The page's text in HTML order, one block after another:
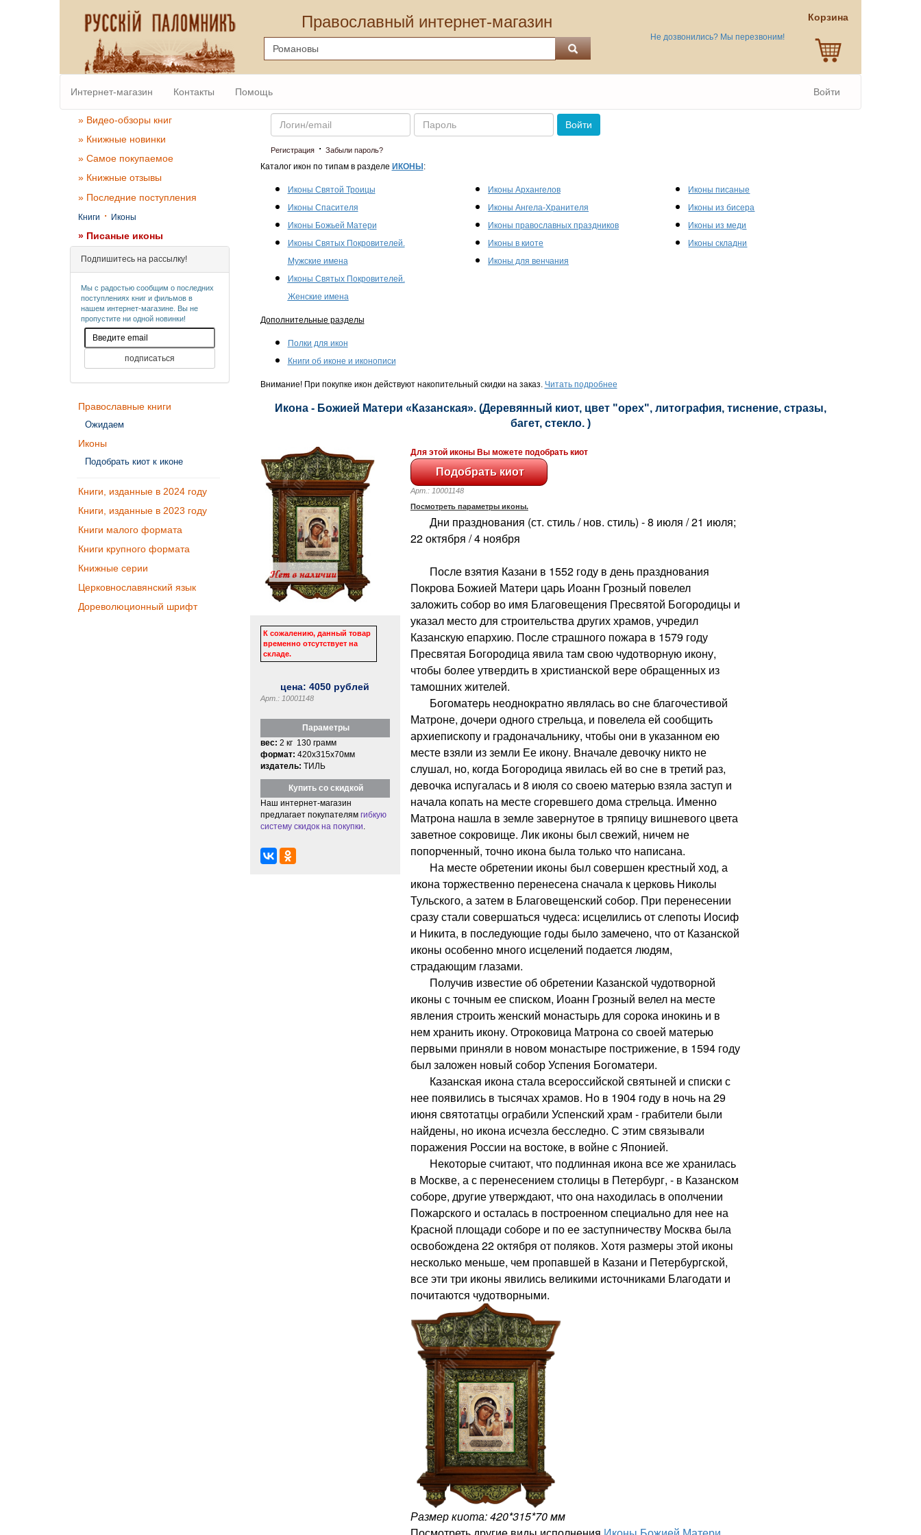
Православный интернет-магазин
Не дозвонились? Мы перезвоним!
Корзина
Интернет-магазин Контакты Помощь Войти
» Видео-обзоры книг
» Книжные новинки
» Самое покупаемое
» Книжные отзывы
» Последние поступления
Книги · Иконы
» Писаные иконы
Подпишитесь на рассылку!
Мы с радостью сообщим о последних
поступлениях книг и фильмов в
нашем интернет-магазине. Вы не
пропустите ни одной новинки!
Православные книги
Ожидаем
Иконы
Подобрать киот к иконе
Книги, изданные в 2024 году
Книги, изданные в 2023 году
Книги малого формата
Книги крупного формата
Книжные серии
Церковнославянский язык
Дореволюционный шрифт
Email Пароль
Войти
Регистрация· Забыли пароль?
Каталог икон по типам в разделе ИКОНЫ :
Иконы Святой Троицы
Иконы Спасителя
Иконы Божьей Матери
Иконы Святых Покровителей.
Мужские имена
Иконы Святых Покровителей.
Женские имена
Иконы Архангелов
Иконы Ангела-Хранителя
Иконы православных праздников
Иконы в киоте
Иконы для венчания
Иконы писаные
Иконы из бисера
Иконы из меди
Иконы складни
Дополнительные разделы
Полки для икон
Книги об иконе и иконописи
Внимание! При покупке икон действуют накопительный скидки на заказ. Читать подробнее
Икона - Божией Матери «Казанская». (Деревянный киот, цвет "орех", литография, тиснение, стразы,
багет, стекло. )
К сожалению, данный товар
временно отсутствует на
складе.
цена:4050 рублей
Арт.: 10001148
Параметры
вес: 2 кг 130 грамм
формат: 420x315x70мм
издатель: ТИЛЬ
Купить со скидкой
Наш интернет-магазин
предлагает покупателям гибкую
систему скидок на покупки
Для этой иконы Вы можете подобрать киот
Арт.: 10001148
Посмотреть параметры иконы.
Дни празднования (ст. стиль / нов. стиль) - 8 июля / 21 июля;
22 октября / 4 ноября
После взятия Казани в 1552 году в день празднования
Покрова Божией Матери царь Иоанн Грозный повелел
заложить собор во имя Благовещения Пресвятой Богородицы и
указал место для строительства других храмов, учредил
Казанскую епархию. После страшного пожара в 1579 году
Пресвятая Богородица явила там свою чудотворную икону,
чтобы более утвердить в христианской вере обращенных из
тамошних жителей.
Богоматерь неоднократно являлась во сне благочестивой
Матроне, дочери одного стрельца, и повелела ей сообщить
архиепископу и градоначальнику, чтобы они в указанном ею
месте взяли из земли Ее икону. Вначале девочку никто не
слушал, но, когда Богородица явилась ей во сне в третий раз,
девочка испугалась и 8 июля со своею матерью взяла заступ и
начала копать на месте сгоревшего дома стрельца. Именно
Матрона нашла в земле завернутое в тряпицу вишневого цвета
заветное сокровище. Лик иконы был свежий, ничем не
попорченный, точно икона была только что написана.
На месте обретении иконы был совершен крестный ход, а
икона торжественно перенесена сначала к церковь Николы
Тульского, а затем в Благовещенский собор. При перенесении
сразу стали совершаться чудеса: исцелились от слепоты Иосиф
и Никита, в последующие годы было замечено, что от Казанской
иконы особенно много исцелений подается людям,
страдающим глазами.
Получив известие об обретении Казанской чудотворной
иконы с точным ее списком, Иоанн Грозный велел на месте
явления строить женский монастырь для сорока инокинь и в
нем хранить икону. Отроковица Матрона со своей матерью
первыми приняли в новом монастыре пострижение, в 1594 году
был заложен новый собор Успения Богоматери.
Казанская икона стала всероссийской святыней и списки с
нее появились в тысячах храмов. Но в 1904 году в ночь на 29
июня святотатцы ограбили Успенский храм - грабители были
найдены, но икона исчезла бесследно. С этим связывали
поражения России на востоке, в войне с Японией.
Некоторые считают, что подлинная икона все же хранилась
в Москве, а с перенесением столицы в Петербург, - в Казанском
соборе, другие утверждают, что она находилась в ополчении
Пожарского и осталась в построенном специально для нее на
Красной площади соборе и по ее заступничеству Москва была
освобождена 22 октября от поляков. Хотя размеры этой иконы
несколько меньше, чем пропавшей в Казани и Петербургской,
все эти три иконы явились великими источниками Благодати и
почитаются чудотворными.
Размер киота: 420*315*70 мм